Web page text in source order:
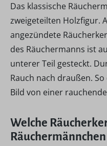
Das klassische
zweigeteilten Holzfigur.
angezündete
des Räuchermanns ist
unterer Teil gesteckt.
Rauch nach draußen.
Bild von einer
Welche